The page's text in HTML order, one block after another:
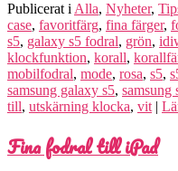
Publicerat iAlla, Nyheter,
case, favoritfärg, fina färger,
s5, galaxy s5 fodral, grön,
klockfunktion, korall,
mobilfodral, mode, rosa, s5,
samsung galaxy s5, samsung
till, utskärning klocka, vit
Fina fodral till iPad